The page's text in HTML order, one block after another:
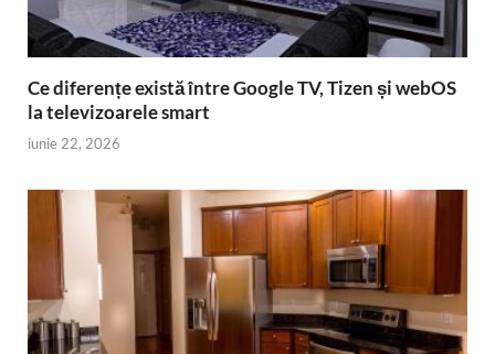
Ce diferențe există între Google TV, Tizen și webOS
la televizoarele smart
iunie 22, 2026